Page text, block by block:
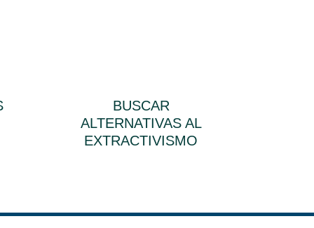
BUSCAR
ALTERNATIVAS AL
EXTRACTIVISMO